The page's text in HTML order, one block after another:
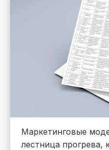
Маркетинговые
лестница прогрева,